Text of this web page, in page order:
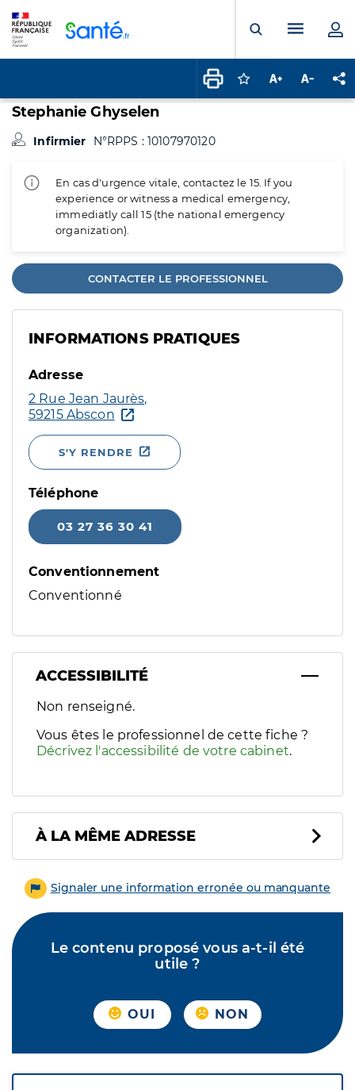
Ouvrir laMenu
Connectez-vous
Augmenter la
Stephanie Ghyselen
Infirmier N°RPPS : 10107970120
En cas d'urgence vitale, contactez le 15. If you
experience or witness a medical emergency,
immediatly call 15 (the national emergency
organization).
CONTACTER LE PROFESSIONNEL
INFORMATIONS PRATIQUES
Adresse
2 Rue Jean Jaurès,
59215 Abscon
S'Y RENDRE
Téléphone
03 27 36 30 41
Conventionnement
Conventionné
ACCESSIBILITÉ
Filtres
Sélectionnez un ou plusieurs handicaps/besoins
Non renseigné.
Vous êtes le professionnel de cette fiche ?
Décrivez l'accessibilité de votre cabinet.
À LA MÊME ADRESSE
Signaler une information erronée ou manquante
Le contenu proposé vous a-t-il été
utile ?
OUI NON